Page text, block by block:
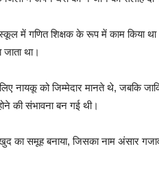
में गणित शिक्षक के रूप में काम किया
था।
नायकू को जिम्मेदार मानते थे, जबकि
की संभावना बन गई थी।
समूह बनाया, जिसका नाम अंसार